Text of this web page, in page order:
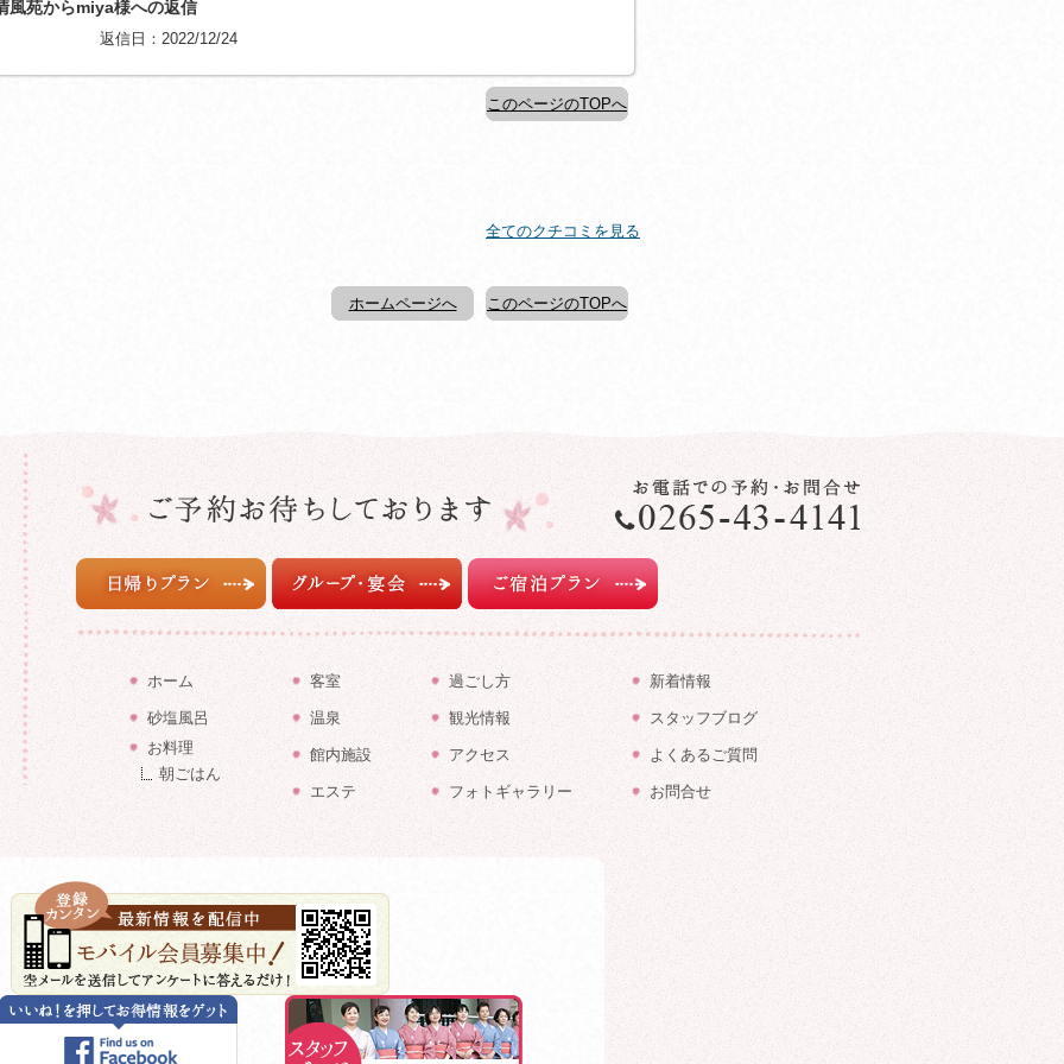
苑からmiya様への返信
返信日：2022/12/24
このページのTOPへ
全てのクチコミを見る
このページのTOPへ
ホームページへ
ホーム
砂塩風呂
お料理
朝ごはん
客室
温泉
館内施設
エステ
過ごし方
観光情報
アクセス
フォトギャラリー
新着情報
スタッフブログ
よくあるご質問
お問合せ